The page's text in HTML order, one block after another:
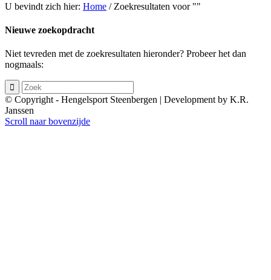
U bevindt zich hier: Home / Zoekresultaten voor ""
Nieuwe zoekopdracht
Niet tevreden met de zoekresultaten hieronder? Probeer het dan
nogmaals:
© Copyright - Hengelsport Steenbergen | Development by K.R.
Janssen
Scroll naar bovenzijde